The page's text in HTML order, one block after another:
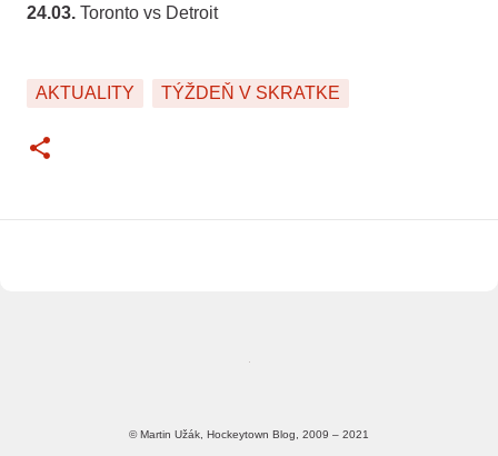
24.03. Toronto vs Detroit
AKTUALITY TÝŽDEŇ V SKRATKE
© Martin Užák, Hockeytown Blog, 2009 – 2021